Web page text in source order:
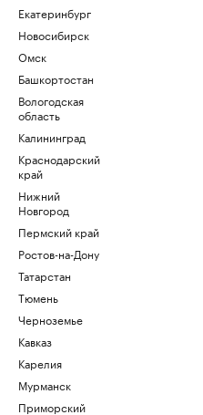
Екатеринбург
Новосибирск
Омск
Башкортостан
Вологодская
область
Калининград
Краснодарский
край
Нижний
Новгород
Пермский край
Ростов-на-Дону
Татарстан
Тюмень
Черноземье
Кавказ
Карелия
Мурманск
Приморский